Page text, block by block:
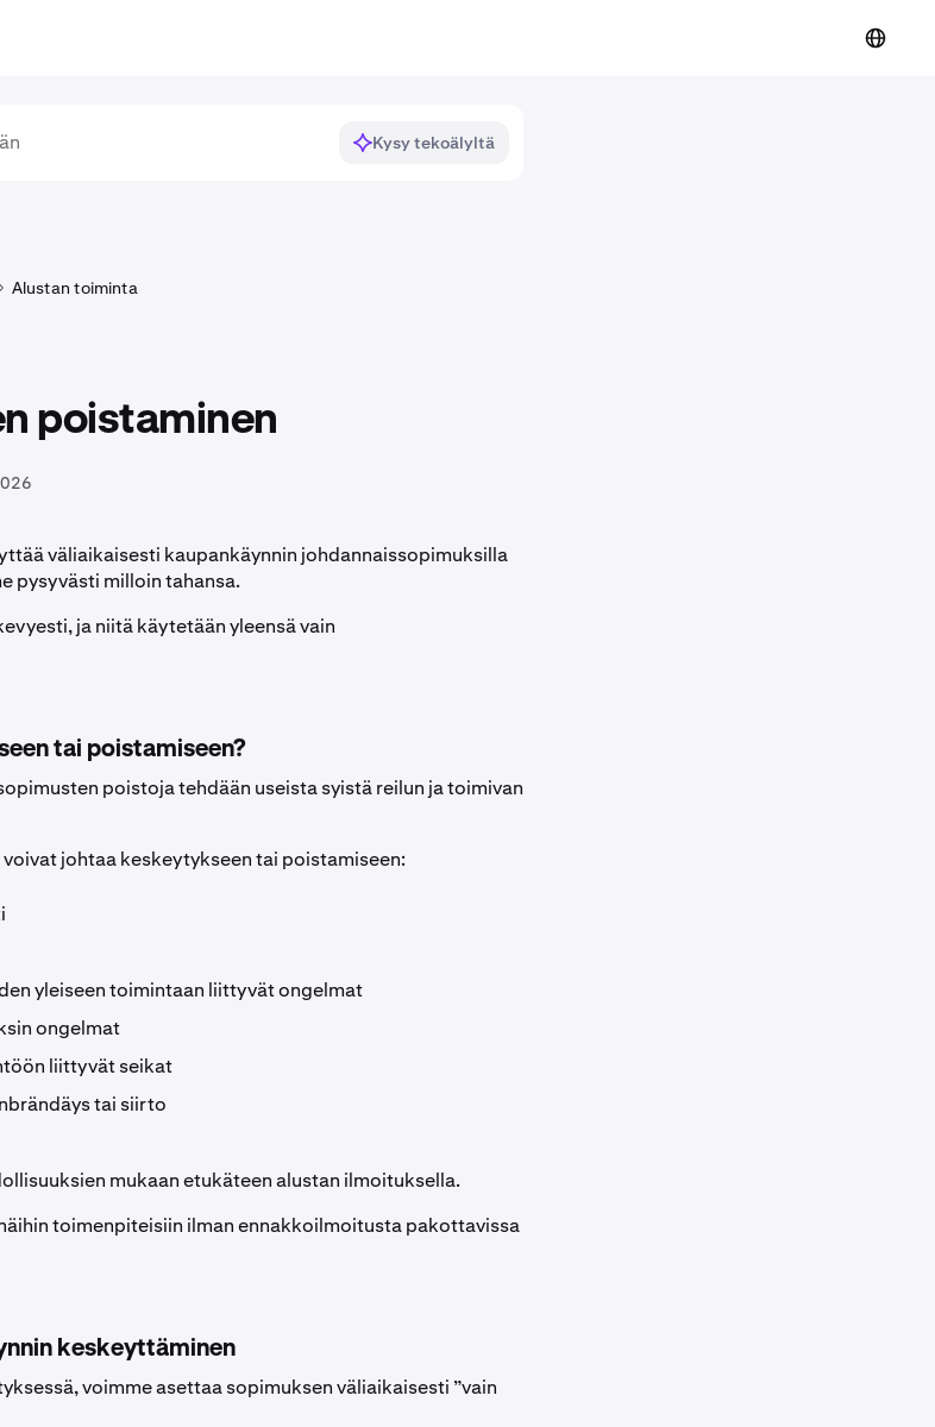
Kysy tekoälyltä
Alustan toiminta
poistaminen
väliaikaisesti kaupankäynnin johdannaissopimuksilla
pysyvästi milloin tahansa.
ja niitä käytetään yleensä vain
tai poistamiseen?
poistoja tehdään useista syistä reilun ja toimivan
johtaa keskeytykseen tai poistamiseen:
yleiseen toimintaan liittyvät ongelmat
ongelmat
liittyvät seikat
tai siirto
mukaan etukäteen alustan ilmoituksella.
toimenpiteisiin ilman ennakkoilmoitusta pakottavissa
keskeyttäminen
voimme asettaa sopimuksen väliaikaisesti ”vain